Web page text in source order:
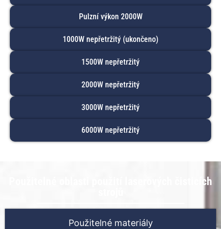
Pulzní výkon 2000W
1000W nepřetržitý (ukončeno)
1500W nepřetržitý
2000W nepřetržitý
3000W nepřetržitý
6000W nepřetržitý
Použitelné oblasti použití laserových čisticích
Použitelné materiály